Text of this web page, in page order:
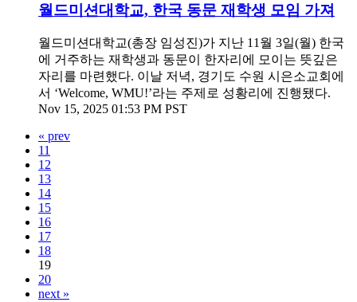
월드미션대학교, 한국 동문 재학생 모임 가져
월드미션대학교(총장 임성진)가 지난 11월 3일(월) 한국
에 거주하는 재학생과 동문이 한자리에 모이는 뜻깊은
자리를 마련했다. 이날 저녁, 경기도 수원 시은소교회에
서 ‘Welcome, WMU!’라는 주제로 성황리에 진행됐다.
Nov 15, 2025 01:53 PM PST
« prev
11
12
13
14
15
16
17
18
19
20
next »